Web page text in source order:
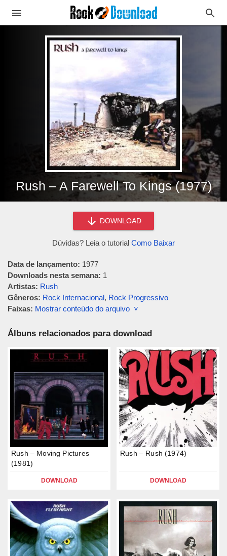
Rush – A Farewell To Kings (1977)
DOWNLOAD
Dúvidas? Leia o tutorial Como Baixar
Data de lançamento: 1977
Downloads nesta semana: 1
Artistas: Rush
Gêneros: Rock Internacional, Rock Progressivo
Faixas: Mostrar conteúdo do arquivo ˅
Álbuns relacionados para download
Rush – Moving Pictures
(1981)
DOWNLOAD
Rush – Rush (1974)
DOWNLOAD